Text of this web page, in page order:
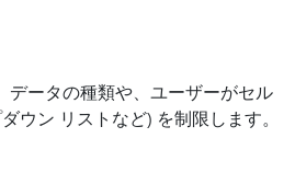
データの種類や、ユーザーがセル
ウン リストなど) を制限します。